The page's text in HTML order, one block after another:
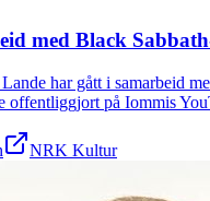
med Black
har gått i samarbeid
offentliggjort på Iommis
NRK Kultur